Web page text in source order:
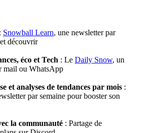
: Snowball Learn, une newsletter par
découvrir
éco et Tech : Le Daily Snow, un
mail ou WhatsApp
et analyses de tendances par mois :
par semaine pour booster son
la communauté : Partage de